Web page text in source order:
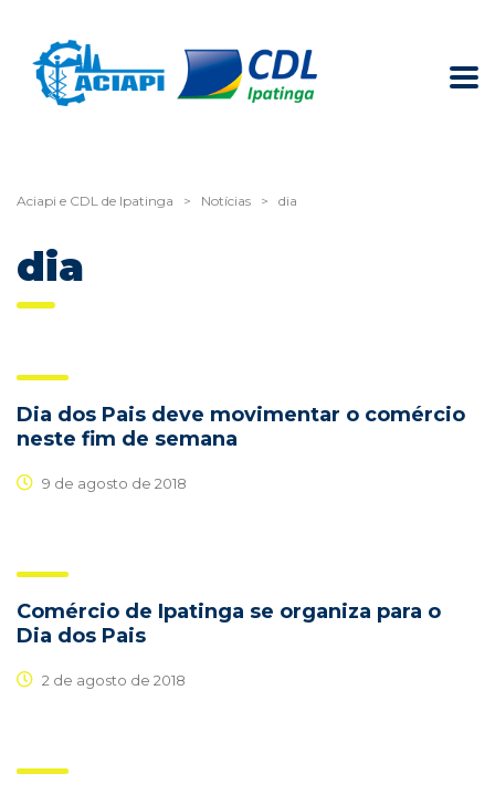
Aciapi e CDL de Ipatinga > Notícias > dia
dia
Dia dos Pais deve movimentar o comércio
neste fim de semana
9 de agosto de 2018
Comércio de Ipatinga se organiza para o
Dia dos Pais
2 de agosto de 2018